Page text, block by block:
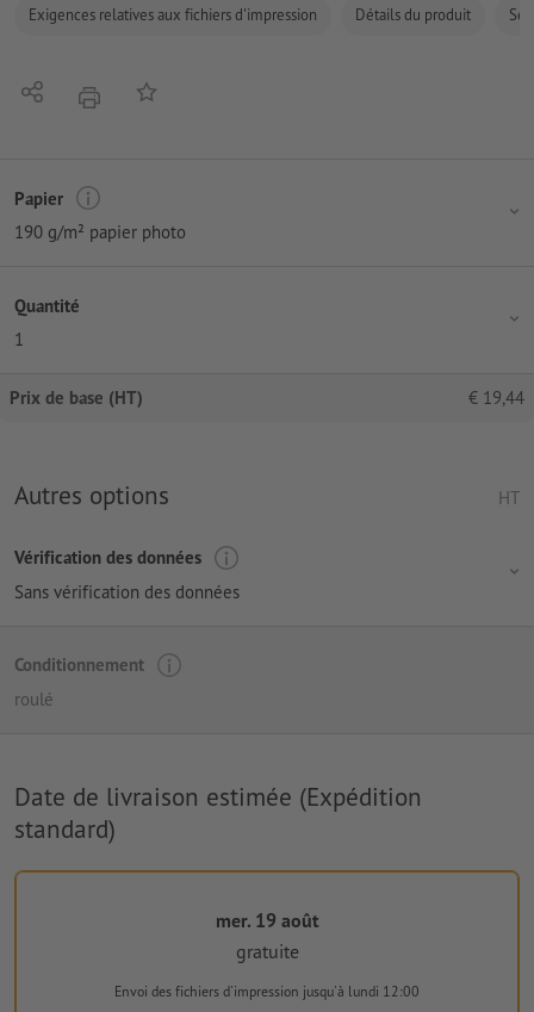
Exigences relatives aux fichiers d'impression Détails du produit
PartagerimprimerAjouter à liste d'article
Papier
190 g/m² papier photo
Quantité
1
Prix de base (HT) € 19,44
Autres options HT
Vérification des données
Sans vérification des données
Conditionnement
roulé
Date de livraison estimée (Expédition
standard)
mer. 19 août
gratuite
Envoi des fichiers d'impression jusqu'à lundi 12:00